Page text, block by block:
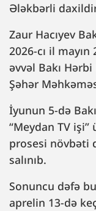
Ələkbərli
Zaur Hacıyev
2026-cı il
əvvəl Bakı
Şəhər
İyunun 5-də
“Meydan TV
prosesi növbəti
salınıb.
Sonuncu dəfə
aprelin 13-də